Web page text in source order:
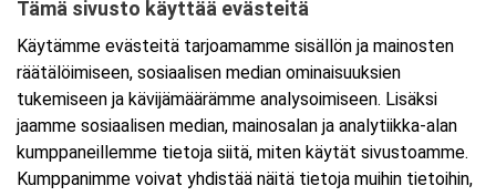
Tarkempi kartta ja ajo-ohjeet
Tämä sivusto käyttää evästeitä
Käytämme evästeitä tarjoamamme sisällön ja mainosten
räätälöimiseen, sosiaalisen median ominaisuuksien
tukemiseen ja kävijämäärämme analysoimiseen. Lisäksi
jaamme sosiaalisen median, mainosalan ja analytiikka-alan
kumppaneillemme tietoja siitä, miten käytät sivustoamme.
Kumppanimme voivat yhdistää näitä tietoja muihin tietoihin,